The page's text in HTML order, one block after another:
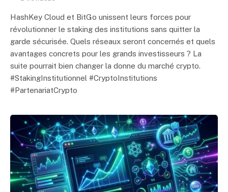
HashKey Cloud et BitGo unissent leurs forces pour
révolutionner le staking des institutions sans quitter la
garde sécurisée. Quels réseaux seront concernés et quels
avantages concrets pour les grands investisseurs ? La
suite pourrait bien changer la donne du marché crypto.
#StakingInstitutionnel #CryptoInstitutions
#PartenariatCrypto